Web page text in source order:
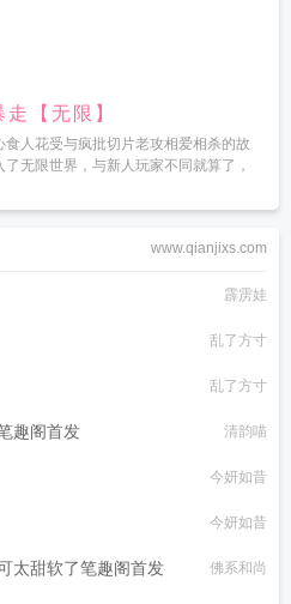
【无限】
人花受与疯批切片老攻相爱相杀的故
无限世界，与新人玩家不同就算了，
www.qianjixs.com
霹雳娃
乱了方寸
乱了方寸
趣阁首发 清韵喵
今妍如昔
今妍如昔
太甜软了笔趣阁首发 佛系和尚